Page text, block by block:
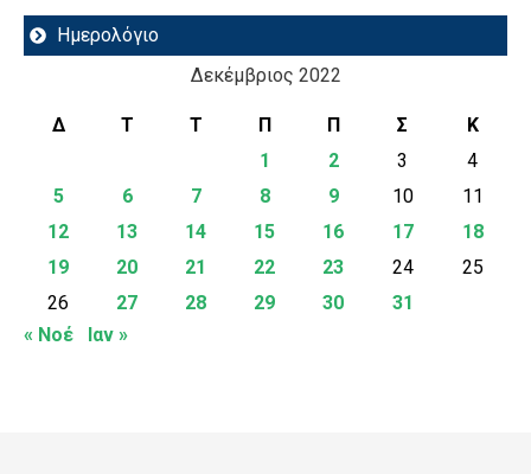
Ημερολόγιο
Δεκέμβριος 2022
Δ Τ Τ Π Π Σ
Κ
1
2 3
4
5
6 7 8 9 10
11
12
13 14 15 16 17
18
19
20 21 22 23 24
25
26
27 28 29 30
31
« Νοέ
Ιαν »